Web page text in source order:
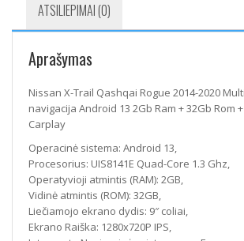
Android
Auto
Carplay
ATSILIEPIMAI (0)
Aprašymas
Nissan X-Trail Qashqai Rogue 2014-2020
navigacija Android 13 2Gb Ram + 32Gb Rom
Carplay
Operacinė sistema: Android 13,
Procesorius: UIS8141E Quad-Core 1.3 Ghz,
Operatyvioji atmintis (RAM): 2GB,
Vidinė atmintis (ROM): 32GB,
Liečiamojo ekrano dydis: 9″ coliai,
Ekrano Raiška: 1280x720P IPS,